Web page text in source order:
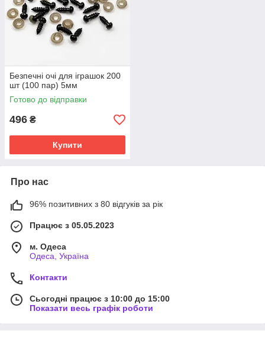
Безпечні очі для іграшок 200
шт (100 пар) 5мм
Готово до відправки
496 ₴
Купити
Про нас
96% позитивних з 80 відгуків за рік
Працює з 05.05.2023
м. Одеса
Одеса, Україна
Контакти
Сьогодні працює з 10:00 до 15:00
Показати весь графік роботи